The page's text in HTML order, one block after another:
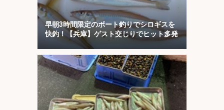
早朝3時間限定のボート釣りでシロギスを
快釣！【兵庫】ゲスト交じりでヒット多発